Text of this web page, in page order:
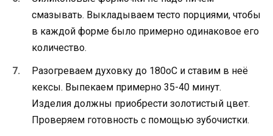
смазывать. Выкладываем тесто порциями, чтобы
в каждой форме было примерно одинаковое его
количество.
Разогреваем духовку до 180оС и ставим в неё
кексы. Выпекаем примерно 35-40 минут.
Изделия должны приобрести золотистый цвет.
Проверяем готовность с помощью зубочистки.